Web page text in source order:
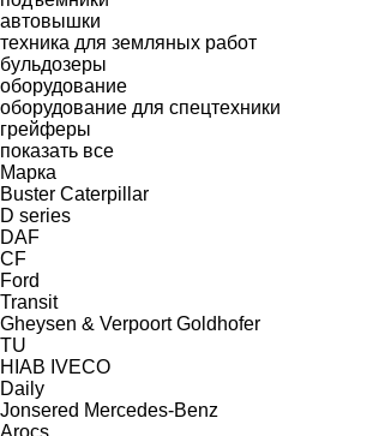
автовышки
техника для земляных работ
бульдозеры
оборудование
оборудование для спецтехники
грейферы
показать все
Марка
Buster Caterpillar
D series
DAF
CF
Ford
Transit
Gheysen & Verpoort Goldhofer
TU
HIAB IVECO
Daily
Jonsered Mercedes-Benz
Arocs